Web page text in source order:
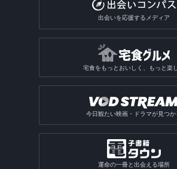
出会いを応援するメディア
宅食をもっとおいしく、もっと楽
今日観たい映画・ドラマが見つか
運命の一冊と出会える場所